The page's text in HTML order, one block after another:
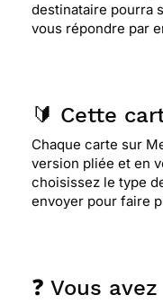
destinataire pourra
vous répondre par
🔰 Cette
Chaque carte sur
version pliée et en
choisissez le type
envoyer pour faire
❓ Vous